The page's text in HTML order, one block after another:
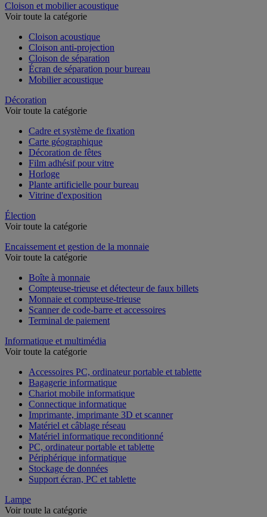
Cloison et mobilier acoustique
Voir toute la catégorie
Cloison acoustique
Cloison anti-projection
Cloison de séparation
Écran de séparation pour bureau
Mobilier acoustique
Décoration
Voir toute la catégorie
Cadre et système de fixation
Carte géographique
Décoration de fêtes
Film adhésif pour vitre
Horloge
Plante artificielle pour bureau
Vitrine d'exposition
Élection
Voir toute la catégorie
Encaissement et gestion de la monnaie
Voir toute la catégorie
Boîte à monnaie
Compteuse-trieuse et détecteur de faux billets
Monnaie et compteuse-trieuse
Scanner de code-barre et accessoires
Terminal de paiement
Informatique et multimédia
Voir toute la catégorie
Accessoires PC, ordinateur portable et tablette
Bagagerie informatique
Chariot mobile informatique
Connectique informatique
Imprimante, imprimante 3D et scanner
Matériel et câblage réseau
Matériel informatique reconditionné
PC, ordinateur portable et tablette
Périphérique informatique
Stockage de données
Support écran, PC et tablette
Lampe
Voir toute la catégorie